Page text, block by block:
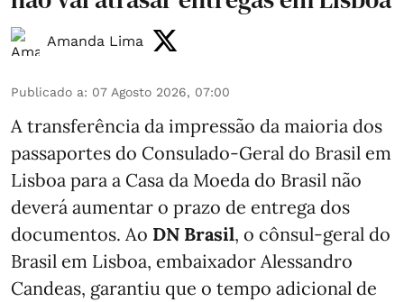
Amanda Lima
Publicado a: 07 Agosto 2026, 07:00
A transferência da impressão da maioria dos
passaportes do Consulado-Geral do Brasil em
Lisboa para a Casa da Moeda do Brasil não
deverá aumentar o prazo de entrega dos
documentos. Ao DN Brasil, o cônsul-geral do
Brasil em Lisboa, embaixador Alessandro
Candeas, garantiu que o tempo adicional de